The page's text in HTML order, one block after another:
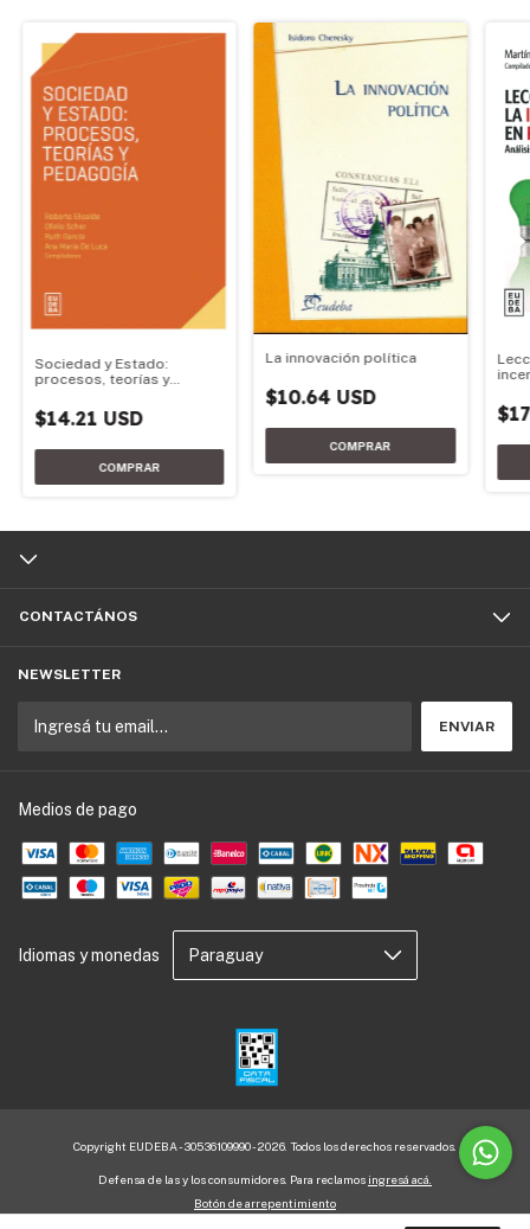
Sociedad y Estado:
procesos, teorías y
$14.21 USD
La innovación política
$10.64 USD
CONTACTÁNOS
NEWSLETTER
Medios de pago
Idiomas y monedas
Copyright EUDEBA - 30536109990 - 2026. Todos los derechos reservados.
Defensa de las y los consumidores. Para reclamos ingresá acá.
Botón de arrepentimiento